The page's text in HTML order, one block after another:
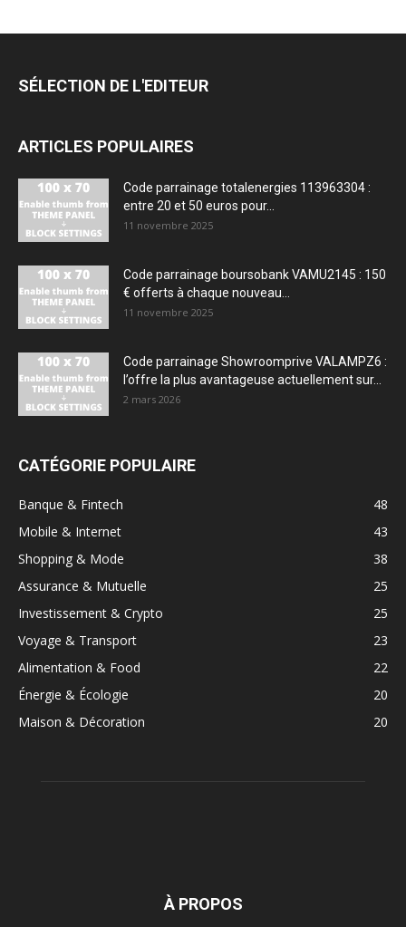
SÉLECTION DE L'EDITEUR
ARTICLES POPULAIRES
Code parrainage totalenergies 113963304 :
entre 20 et 50 euros pour...
11 novembre 2025
Code parrainage boursobank VAMU2145 : 150
€ offerts à chaque nouveau...
11 novembre 2025
Code parrainage Showroomprive VALAMPZ6 :
l’offre la plus avantageuse actuellement sur...
2 mars 2026
CATÉGORIE POPULAIRE
Banque & Fintech
48
Mobile & Internet
43
Shopping & Mode
38
Assurance & Mutuelle
25
Investissement & Crypto
25
Voyage & Transport
23
Alimentation & Food
22
Énergie & Écologie
20
Maison & Décoration
20
À PROPOS